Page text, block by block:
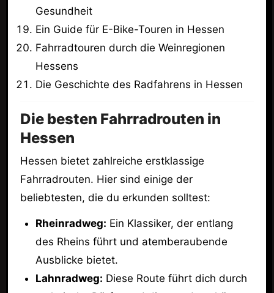
Gesundheit
Ein Guide für E-Bike-Touren in Hessen
Fahrradtouren durch die Weinregionen
Hessens
Die Geschichte des Radfahrens in Hessen
Die besten Fahrradrouten in
Hessen
Hessen bietet zahlreiche erstklassige
Fahrradrouten. Hier sind einige der
beliebtesten, die du erkunden solltest:
Rheinradweg: Ein Klassiker, der entlang
des Rheins führt und atemberaubende
Ausblicke bietet.
Lahnradweg: Diese Route führt dich durch